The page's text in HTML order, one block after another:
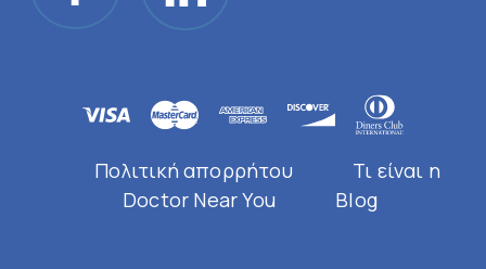
Πολιτική απορρήτου
Τι είναι η
Doctor Near You
Blog